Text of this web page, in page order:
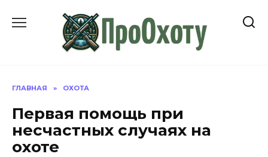
содержанию
ГЛАВНАЯ » ОХОТА
Первая помощь при
несчастных случаях на
охоте